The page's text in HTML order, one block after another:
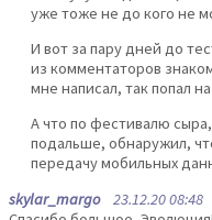
уже тоже не до кого не
И вот за пару дней до
из комментаторов
мне написал, так попал
А что по фестивалю сыра,
подальше, обнаружил,
передачу мобильных
skylar_margo23.12.20 08:48